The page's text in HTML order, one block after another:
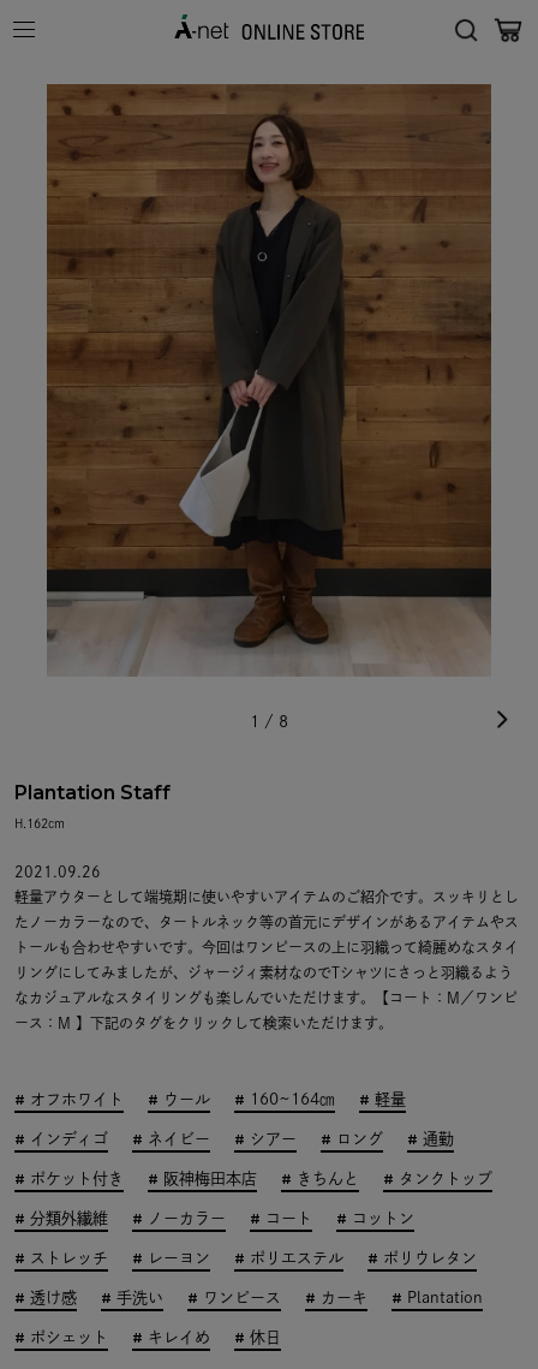
1 / 8
Plantation Staff
H.162cm
2021.09.26
軽量アウターとして端境期に使いやすいアイテムのご紹介です。スッキリとし
たノーカラーなので、タートルネック等の首元にデザインがあるアイテムやス
トールも合わせやすいです。今回はワンピースの上に羽織って綺麗めなスタイ
リングにしてみましたが、ジャージィ素材なのでTシャツにさっと羽織るよう
なカジュアルなスタイリングも楽しんでいただけます。【コート：M／ワンピ
ース：M 】下記のタグをクリックして検索いただけます。
オフホワイト ウール 160~164㎝ 軽量
インディゴ ネイビー シアー ロング 通勤
ポケット付き 阪神梅田本店 きちんと タンクトップ
分類外繊維 ノーカラー コート コットン
ストレッチ レーヨン ポリエステル ポリウレタン
透け感 手洗い ワンピース カーキ Plantation
ポシェット キレイめ 休日